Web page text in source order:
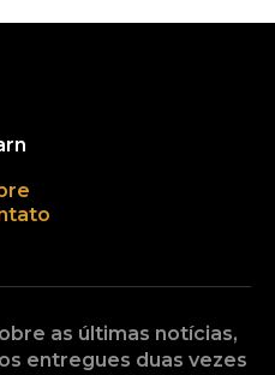
as últimas notícias,
entregues duas vezes